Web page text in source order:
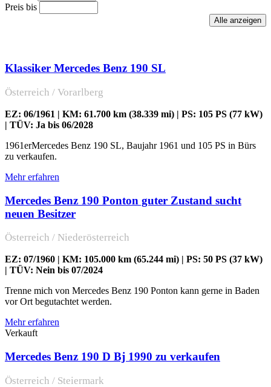
Preis bis
Klassiker Mercedes Benz 190 SL
Österreich / Vorarlberg
EZ: 06/1961 | KM: 61.700 km (38.339 mi) | PS: 105 PS (77 kW)
| TÜV: Ja bis 06/2028
1961erMercedes Benz 190 SL, Baujahr 1961 und 105 PS in Bürs
zu verkaufen.
Mehr erfahren
Mercedes Benz 190 Ponton guter Zustand sucht
neuen Besitzer
Österreich / Niederösterreich
EZ: 07/1960 | KM: 105.000 km (65.244 mi) | PS: 50 PS (37 kW)
| TÜV: Nein bis 07/2024
Trenne mich von Mercedes Benz 190 Ponton kann gerne in Baden
vor Ort begutachtet werden.
Mehr erfahren
Verkauft
Mercedes Benz 190 D Bj 1990 zu verkaufen
Österreich / Steiermark